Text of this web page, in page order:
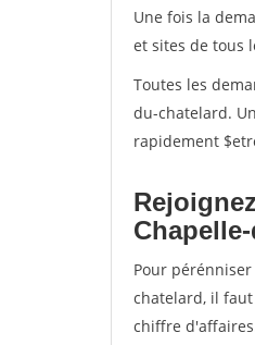
Une fois la
et sites de tous
Toutes les
du-chatelard.
rapidement
Pour
chatelard, il
chiffre